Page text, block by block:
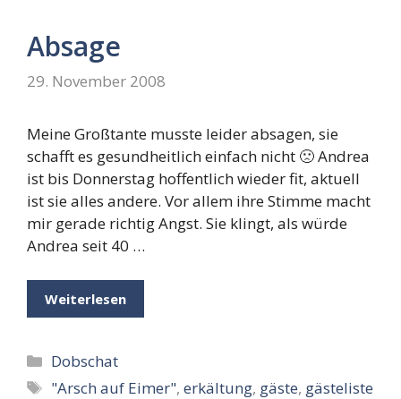
Absage
29. November 2008
Meine Großtante musste leider absagen, sie
schafft es gesundheitlich einfach nicht 🙁 Andrea
ist bis Donnerstag hoffentlich wieder fit, aktuell
ist sie alles andere. Vor allem ihre Stimme macht
mir gerade richtig Angst. Sie klingt, als würde
Andrea seit 40 …
Weiterlesen
Kategorien
Dobschat
Schlagwörter
"Arsch auf Eimer",erkältung, gäste, gästeliste